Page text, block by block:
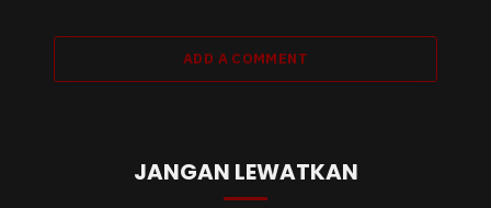
ADD A COMMENT
JANGAN LEWATKAN